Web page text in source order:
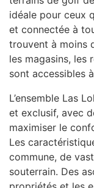
idéale pour ceux
et connectée à
trouvent à moins
les magasins, les
sont accessibles
L’ensemble Las
et exclusif, avec
maximiser le
Les
commune, de
souterrain. Des